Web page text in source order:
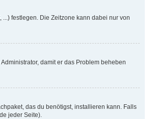
festlegen. Die Zeitzone kann dabei nur von
damit er das Problem beheben
das du benötigst, installieren kann. Falls
jeder Seite).